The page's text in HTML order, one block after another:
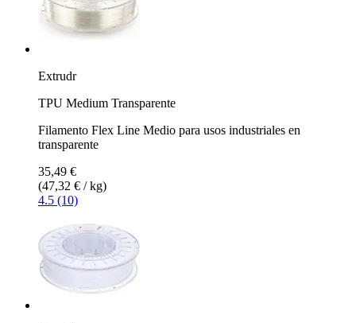
Extrudr
TPU Medium Transparente
Filamento Flex Line Medio para usos industriales en
transparente
35,49 €
(47,32 € / kg)
4.5 (10)